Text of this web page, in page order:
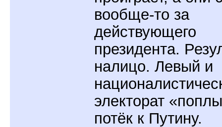
вообще-то за
действующего
президента.
налицо. Левый и
электорат
потёк к Путину.